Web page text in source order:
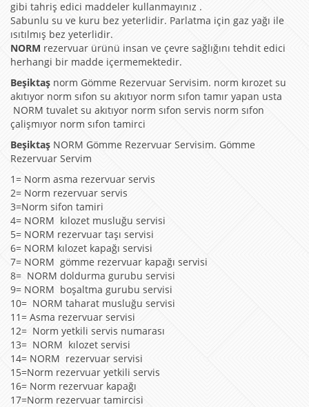
gibi tahriş edici maddeler kullanmayınız .
Sabunlu su ve kuru bez yeterlidir. Parlatma için gaz yağı ile
ısıtılmış bez yeterlidir.
NORM rezervuar ürünü insan ve çevre sağlığını tehdit edici
herhangi bir madde içermemektedir.
Beşiktaş norm Gömme Rezervuar Servisim. norm kırozet su
akıtıyor norm sıfon su akıtıyor norm sıfon tamır yapan usta
NORM tuvalet su akıtıyor norm sıfon servis norm sıfon
çalişmıyor norm sıfon tamirci
Beşiktaş NORM Gömme Rezervuar Servisim. Gömme
Rezervuar Servim
1= Norm asma rezervuar servis
2= Norm rezervuar servis
3=Norm sifon tamiri
4= NORM kılozet musluğu servisi
5= NORM rezervuar taşı servisi
6= NORM kılozet kapağı servisi
7= NORM gömme rezervuar kapağı servisi
8= NORM doldurma gurubu servisi
9= NORM boşaltma gurubu servisi
10= NORM taharat musluğu servisi
11= Asma rezervuar servisi
12= Norm yetkili servis numarası
13= NORM kılozet servisi
14= NORM rezervuar servisi
15=Norm rezervuar yetkili servis
16= Norm rezervuar kapağı
17=Norm rezervuar tamircisi